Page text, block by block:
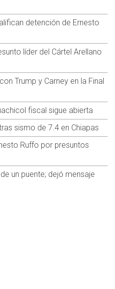
detención de Ernesto
líder del Cártel Arellano
Trump y Carney en la Final
fiscal sigue abierta
sismo de 7.4 en Chiapas
Ruffo por presuntos
un puente; dejó mensaje